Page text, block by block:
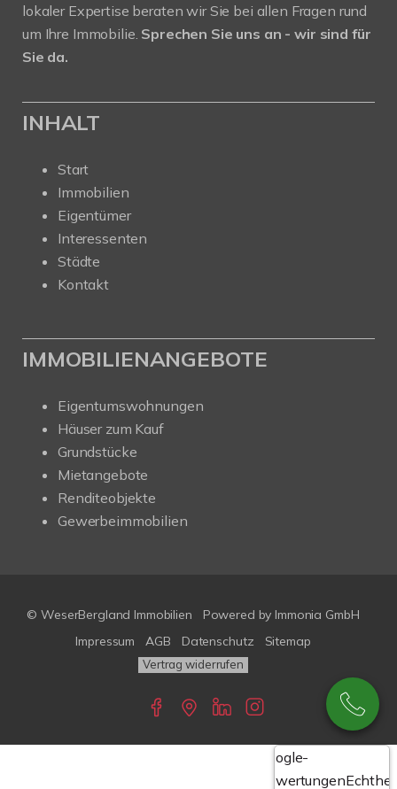
lokaler Expertise beraten wir Sie bei allen Fragen rund
um Ihre Immobilie. Sprechen Sie uns an - wir sind für
Sie da.
INHALT
Start
Immobilien
Eigentümer
Interessenten
Städte
Kontakt
IMMOBILIENANGEBOTE
Eigentumswohnungen
Häuser zum Kauf
Grundstücke
Mietangebote
Renditeobjekte
Gewerbeimmobilien
© WeserBergland Immobilien Powered by Immonia GmbH
Impressum
AGB Datenschutz Sitemap
Vertrag widerrufen
Google-
Bewertungen